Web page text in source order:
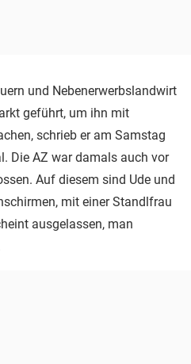
und Nebenerwerbslandwirt
geführt, um ihn mit
schrieb er am Samstag
Die AZ war damals auch vor
Auf diesem sind Ude und
mit einer Standlfrau
ausgelassen, man